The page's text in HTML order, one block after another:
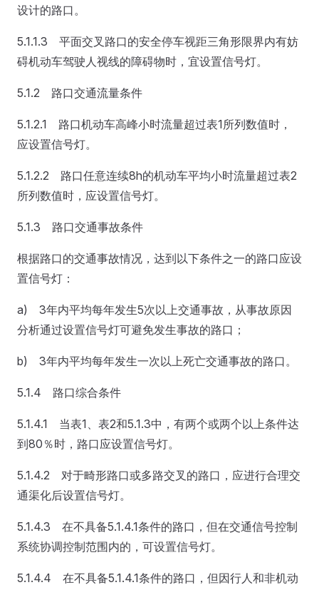
设计的路口。
5.1.1.3 平面交叉路口的安全停车视距三角形限界内有妨
碍机动车驾驶人视线的障碍物时，宜设置信号灯。
5.1.2 路口交通流量条件
5.1.2.1 路口机动车高峰小时流量超过表1所列数值时，
应设置信号灯。
5.1.2.2 路口任意连续8h的机动车平均小时流量超过表2
所列数值时，应设置信号灯。
5.1.3 路口交通事故条件
根据路口的交通事故情况，达到以下条件之一的路口应设
置信号灯：
a) 3年内平均每年发生5次以上交通事故，从事故原因
分析通过设置信号灯可避免发生事故的路口；
b) 3年内平均每年发生一次以上死亡交通事故的路口。
5.1.4 路口综合条件
5.1.4.1 当表1、表2和5.1.3中，有两个或两个以上条件达
到80％时，路口应设置信号灯。
5.1.4.2 对于畸形路口或多路交叉的路口，应进行合理交
通渠化后设置信号灯。
5.1.4.3 在不具备5.1.4.1条件的路口，但在交通信号控制
系统协调控制范围内的，可设置信号灯。
5.1.4.4 在不具备5.1.4.1条件的路口，但因行人和非机动